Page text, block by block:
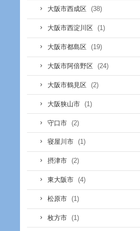
大阪市西成区 (38)
大阪市西淀川区 (1)
大阪市都島区 (19)
大阪市阿倍野区 (24)
大阪市鶴見区 (2)
大阪狭山市 (1)
守口市 (2)
寝屋川市 (1)
摂津市 (2)
東大阪市 (4)
松原市 (1)
枚方市 (1)